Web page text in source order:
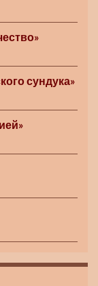
сундука»